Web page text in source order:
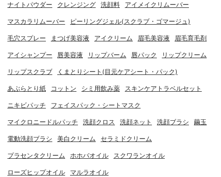
ナイトパウダー クレンジング 洗顔料 アイメイクリムーバー
マスカラリムーバー ピーリングジェル(スクラブ・ゴマージュ)
毛穴スプレー まつげ美容液 アイクリーム 眉毛美容液 眉毛育毛剤
アイシャンプー 唇美容液 リップバーム 唇パック リップクリーム
リップスクラブ くまとりシート(目元ケアシート・パック)
あぶらとり紙 コットン シミ用飲み薬 スキンケアトラベルセット
ニキビパッチ フェイスパック・シートマスク
マイクロニードルパッチ 洗顔クロス 洗顔ネット 洗顔ブラシ 繭玉
電動洗顔ブラシ 美白クリーム セラミドクリーム
プラセンタクリーム ホホバオイル スクワランオイル
ローズヒップオイル マルラオイル